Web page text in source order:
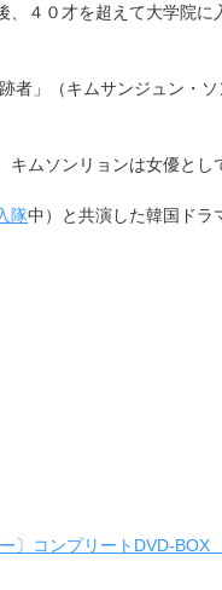
４０才を超えて大学院に
」（キムサンジュン・ソ
ムソンリョンは女優とし
隊中）と共演した韓国ドラ
〕コンプリートDVD-BOX